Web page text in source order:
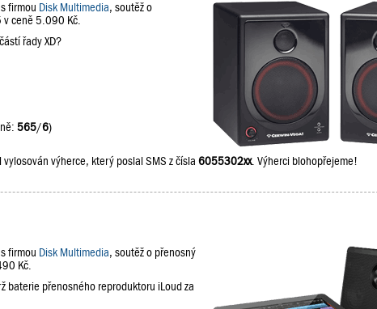
firmou Disk Multimedia, soutěž o
v ceně 5.090 Kč.
řady XD?
565/6)
výherce, který poslal SMS z čísla 6055302xx. Výherci blohopřejeme!
firmou Disk Multimedia, soutěž o přenosný
Kč.
baterie přenosného reproduktoru iLoud za